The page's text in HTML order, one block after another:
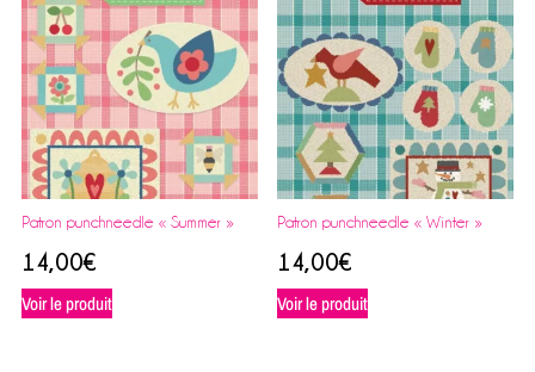
Patron punchneedle « Summer »
14,00€
Voir le produit
Patron punchneedle « Winter »
14,00€
Voir le produit